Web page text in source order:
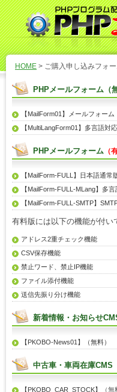
HOME > ご購入申し込みフォ
PHPメールフォーム（
【MailForm01】メールフォー
【MultiLangForm01】多言語対
PHPメールフォーム （
【MailForm-FULL】日本語通常
【MailForm-FULL-MLang】多
【MailForm-FULL-SMTP】
有料版には以下の機能が付い
アドレス2重チェック機能
CSV保存機能
禁止ワード、禁止IP機能
ファイル添付機能
送信先振り分け機能
新着情報・お知らせ
【PKOBO-News01】（無料）
中古車・車両在庫CMS
【PKOBO_CAR_STOCK】
（無